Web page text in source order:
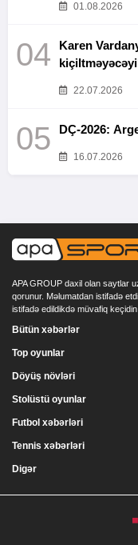
01.08.2026
04
Karen
22.07.2026
05 DÇ-2026:
16.07.2026
APA GROUP daxil olan saytlar
qorunur. Məlumatdan istifadə
istifadə edildikdə müvafiq keçidin
Bütün xəbərlər
Top oyunlar
Döyüş növləri
Stolüstü oyunlar
Futbol xəbərləri
Tennis xəbərləri
Digər